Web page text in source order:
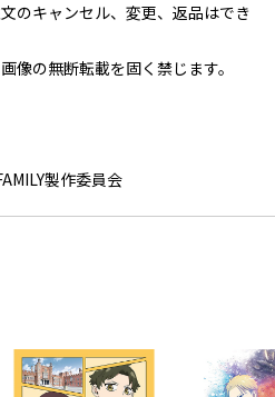
のキャンセル、変更、返品はでき
像の無断転載を固く禁じます。
製作委員会